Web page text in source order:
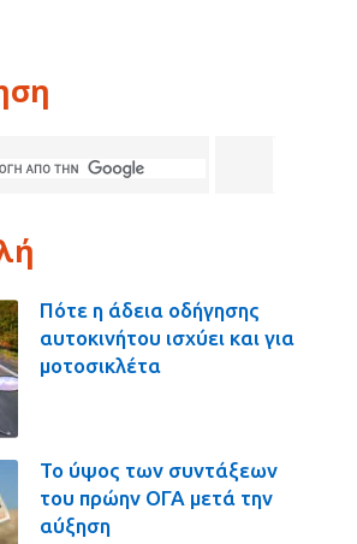
Πότε η άδεια οδήγησης
αυτοκινήτου ισχύει και για
μοτοσικλέτα
Το ύψος των συντάξεων
του πρώην ΟΓΑ μετά την
αύξηση